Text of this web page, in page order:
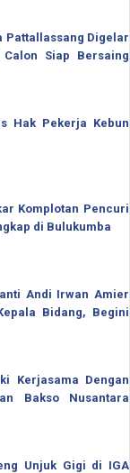
Pattallassang Digelar
Calon Siap Bersaing
Hak Pekerja Kebun
Komplotan Pencuri
di Bulukumba
Andi Irwan Amier
Bidang, Begini
Kerjasama Dengan
Bakso Nusantara
Unjuk Gigi di IGA